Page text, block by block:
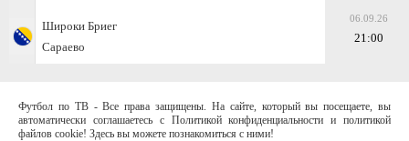
Широки Бриег
Сараево
06.09.26
21:00
Футбол по ТВ - Все права защищены. На сайте, который вы посещаете, вы
автоматически соглашаетесь с Политикой конфиденциальности и политикой
файлов cookie! Здесь вы можете познакомиться с ними!